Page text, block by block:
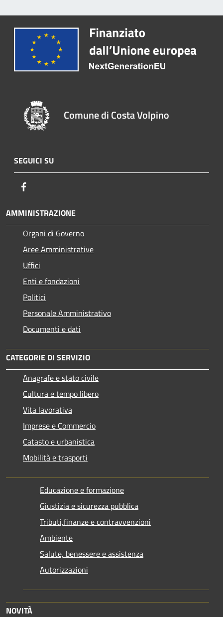
Comune di Costa Volpino
SEGUICI SU
AMMINISTRAZIONE
Organi di Governo
Aree Amministrative
Uffici
Enti e fondazioni
Politici
Personale Amministrativo
Documenti e dati
CATEGORIE DI SERVIZIO
Anagrafe e stato civile
Cultura e tempo libero
Vita lavorativa
Imprese e Commercio
Catasto e urbanistica
Mobilità e trasporti
Educazione e formazione
Giustizia e sicurezza pubblica
Tributi,finanze e contravvenzioni
Ambiente
Salute, benessere e assistenza
Autorizzazioni
NOVITÀ